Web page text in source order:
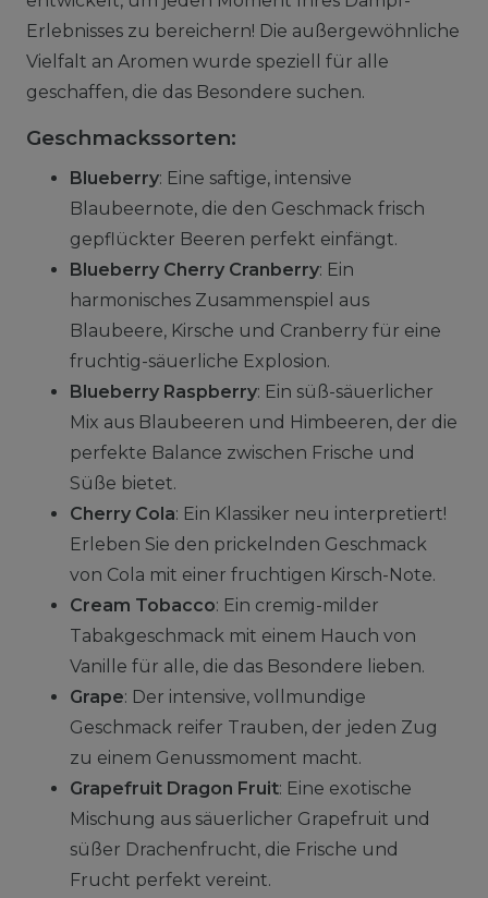
Erlebnisses zu bereichern! Die außergewöhnliche
Vielfalt an Aromen wurde speziell für alle
geschaffen, die das Besondere suchen.
Geschmackssorten:
Blueberry: Eine saftige, intensive
Blaubeernote, die den Geschmack frisch
gepflückter Beeren perfekt einfängt.
Blueberry Cherry Cranberry: Ein
harmonisches Zusammenspiel aus
Blaubeere, Kirsche und Cranberry für eine
fruchtig-säuerliche Explosion.
Blueberry Raspberry: Ein süß-säuerlicher
Mix aus Blaubeeren und Himbeeren, der die
perfekte Balance zwischen Frische und
Süße bietet.
Cherry Cola: Ein Klassiker neu interpretiert!
Erleben Sie den prickelnden Geschmack
von Cola mit einer fruchtigen Kirsch-Note.
Cream Tobacco: Ein cremig-milder
Tabakgeschmack mit einem Hauch von
Vanille für alle, die das Besondere lieben.
Grape: Der intensive, vollmundige
Geschmack reifer Trauben, der jeden Zug
zu einem Genussmoment macht.
Grapefruit Dragon Fruit: Eine exotische
Mischung aus säuerlicher Grapefruit und
süßer Drachenfrucht, die Frische und
Frucht perfekt vereint.